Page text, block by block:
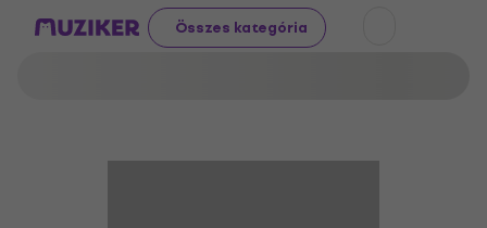
Összes kategória